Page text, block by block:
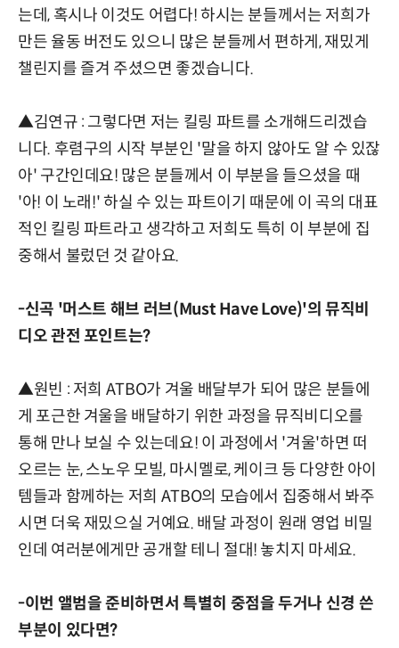
는데, 혹시나 이것도 어렵다! 하시는 분들께서는 저희가
만든 율동 버전도 있으니 많은 분들께서 편하게, 재밌게
챌린지를 즐겨 주셨으면 좋겠습니다.
▲김연규 : 그렇다면 저는 킬링 파트를 소개해드리겠습
니다. 후렴구의 시작 부분인 '말을 하지 않아도 알 수 있잖
아' 구간인데요! 많은 분들께서 이 부분을 들으셨을 때
'아! 이 노래!' 하실 수 있는 파트이기 때문에 이 곡의 대표
적인 킬링 파트라고 생각하고 저희도 특히 이 부분에 집
중해서 불렀던 것 같아요.
-신곡 '머스트 해브 러브(Must Have Love)'의 뮤직비
디오 관전 포인트는?
▲원빈 : 저희 ATBO가 겨울 배달부가 되어 많은 분들에
게 포근한 겨울을 배달하기 위한 과정을 뮤직비디오를
통해 만나 보실 수 있는데요! 이 과정에서 '겨울'하면 떠
오르는 눈, 스노우 모빌, 마시멜로, 케이크 등 다양한 아이
템들과 함께하는 저희 ATBO의 모습에서 집중해서 봐주
시면 더욱 재밌으실 거예요. 배달 과정이 원래 영업 비밀
인데 여러분에게만 공개할 테니 절대! 놓치지 마세요.
-이번 앨범을 준비하면서 특별히 중점을 두거나 신경 쓴
부분이 있다면?